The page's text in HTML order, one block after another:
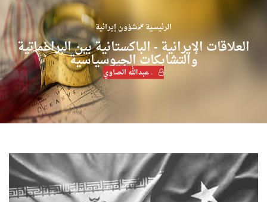
الرئيسية شؤون إيرانية
العلاقات الإيرانية - الباكستانية بين البراغماتية
والتشابكات الجيوسياسية
. عبدالله الصاوي